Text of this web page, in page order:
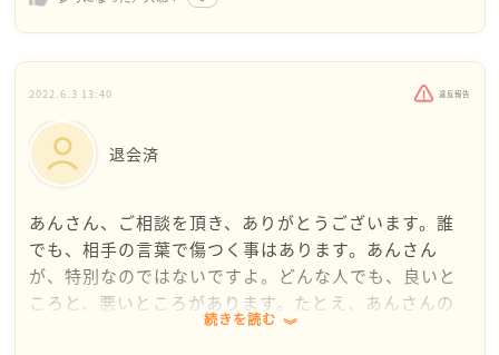
いかも」て思ってしまったんです。。
彼女は料理をしない人なのですが、私の家に来るこ
とになり(約束した自分も馬鹿なのですが)なった時
に私は調理道具や調味料一切隠しました。でもその
時に「何やってるんだろう…｣て情けなくなり、本
当の自分を出せない人なんてどうなんだろう…
と。。
すみません彼女に対しての愚痴になってしまいまし
たが、
2022.6.3 13:40 違反報告
退会済
あんさん、ご相談を頂き、ありがとうございます。誰
でも、相手の言葉で傷つく事はあります。あんさん
が、特別なのではないですよ。どんな人でも、良いと
ころと、悪いところがあります。たとえ、あんさんの
意見を否定されても、相手とは考え方がちがうんだ
続きを読む